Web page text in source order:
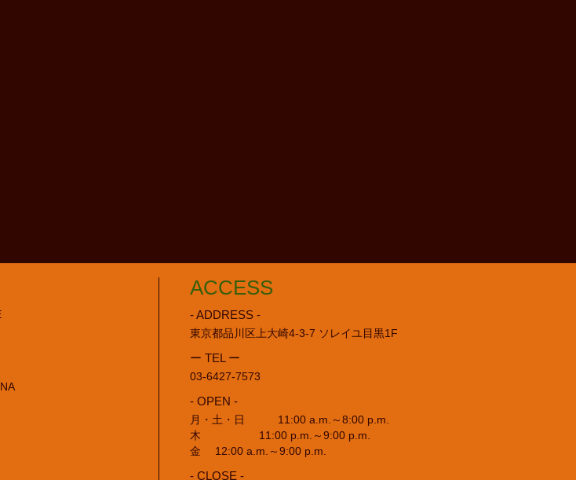
ACCESS
- ADDRESS -
東京都品川区上大崎4-3-7 ソレイユ目黒1F
ー TEL ー
03-6427-7573
- OPEN -
月・土・日 11:00 a.m.～8:00 p.m.
木 11:00 p.m.～9:00 p.m.
金 12:00 a.m.～9:00 p.m.
- CLOSE -